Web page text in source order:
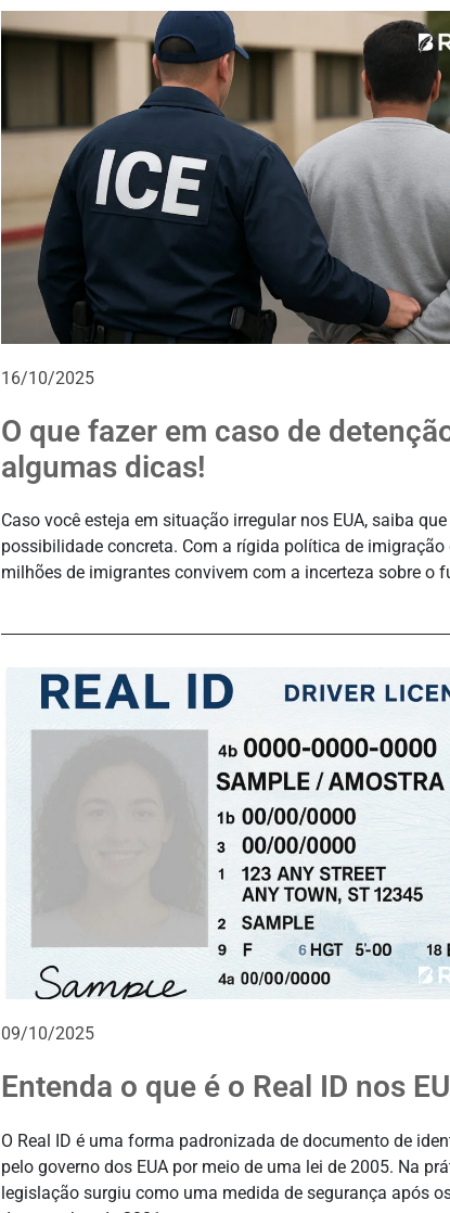
16/10/2025
O que fazer em caso de
algumas dicas!
Caso você esteja em situação irregular nos EUA, saiba
possibilidade concreta. Com a rígida política de imigração
milhões de imigrantes convivem com a incerteza sobre o
09/10/2025
Entenda o que é o Real ID nos
O Real ID é uma forma padronizada de documento de
pelo governo dos EUA por meio de uma lei de 2005. Na
legislação surgiu como uma medida de segurança após